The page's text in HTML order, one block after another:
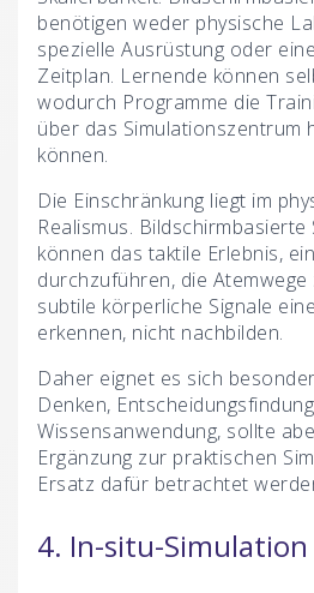
benötigen weder physische
spezielle Ausrüstung oder
Zeitplan. Lernende können
wodurch Programme die
über das Simulationszentrum
können.
Die Einschränkung liegt im
Realismus. Bildschirmbasierte
können das taktile Erlebnis,
durchzuführen, die
subtile körperliche Signale
erkennen, nicht nachbilden.
Daher eignet es sich
Denken,
Wissensanwendung, sollte
Ergänzung zur praktischen
Ersatz dafür betrachtet
4. In-situ-Simulation